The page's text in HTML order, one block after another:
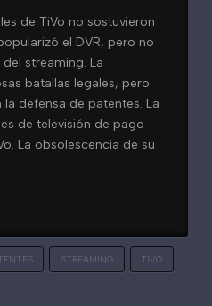
de TiVo no sostuvieron
el DVR, pero no
streaming. La
batallas legales, pero
defensa de patentes. La
de televisión de pago
La obsolescencia de su
STREAMING TIVO